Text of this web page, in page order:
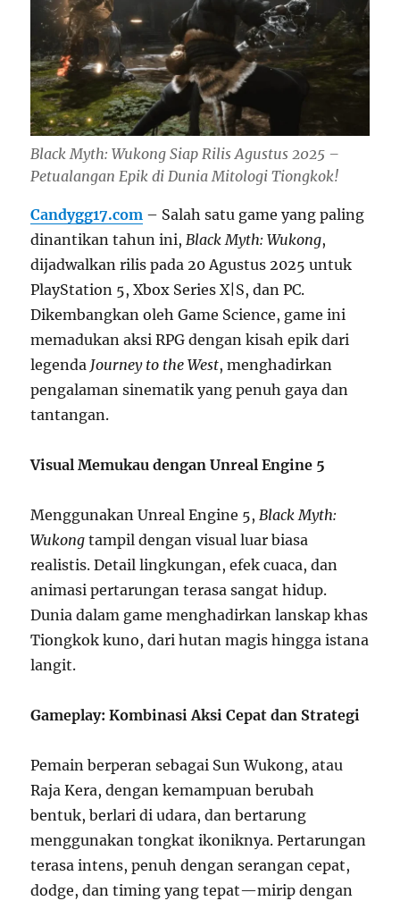
Black Myth: Wukong Siap Rilis Agustus 2025 –
Petualangan Epik di Dunia Mitologi Tiongkok!
Candygg17.com – Salah satu game yang paling
dinantikan tahun ini,Black Myth: Wukong,
dijadwalkan rilis pada 20 Agustus 2025 untuk
PlayStation 5, Xbox Series X|S, dan PC.
Dikembangkan oleh Game Science, game ini
memadukan aksi RPG dengan kisah epik dari
legenda Journey to the West, menghadirkan
pengalaman sinematik yang penuh gaya dan
tantangan.
Visual Memukau dengan Unreal Engine 5
Menggunakan Unreal Engine 5,Black Myth:
Wukong tampil dengan visual luar biasa
realistis. Detail lingkungan, efek cuaca, dan
animasi pertarungan terasa sangat hidup.
Dunia dalam game menghadirkan lanskap khas
Tiongkok kuno, dari hutan magis hingga istana
langit.
Gameplay: Kombinasi Aksi Cepat dan Strategi
Pemain berperan sebagai Sun Wukong, atau
Raja Kera, dengan kemampuan berubah
bentuk, berlari di udara, dan bertarung
menggunakan tongkat ikoniknya. Pertarungan
terasa intens, penuh dengan serangan cepat,
dodge, dan timing yang tepat—mirip dengan